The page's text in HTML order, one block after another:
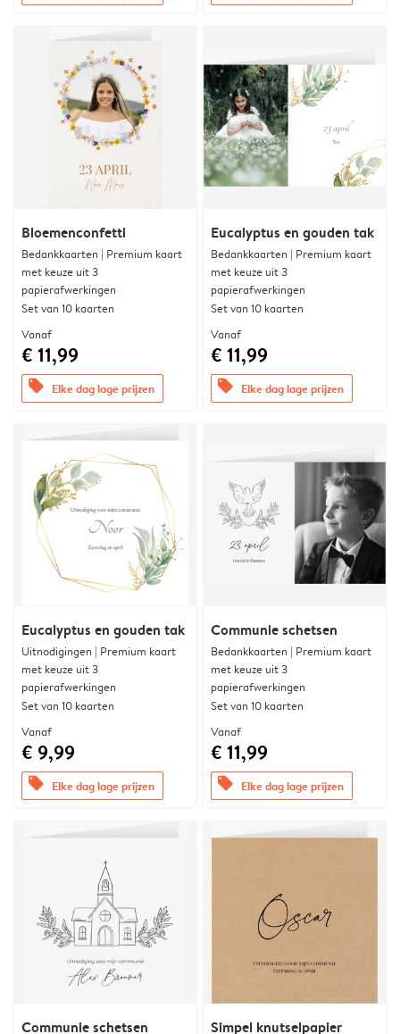
Bloemenconfetti
Bedankkaarten | Premium kaart
met keuze uit 3
papierafwerkingen
Set van 10 kaarten
Vanaf
€ 11,99
offers Elke dag lage prijzen
Eucalyptus en gouden tak
Bedankkaarten | Premium kaart
met keuze uit 3
papierafwerkingen
Set van 10 kaarten
Vanaf
€ 11,99
offers Elke dag lage prijzen
Eucalyptus en gouden tak
Uitnodigingen | Premium kaart
met keuze uit 3
papierafwerkingen
Set van 10 kaarten
Vanaf
€ 9,99
offers Elke dag lage prijzen
Communie schetsen
Bedankkaarten | Premium kaart
met keuze uit 3
papierafwerkingen
Set van 10 kaarten
Vanaf
€ 11,99
offers Elke dag lage prijzen
Communie schetsen Simpel knutselpapier